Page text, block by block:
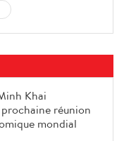
Khai
réunion
mondial